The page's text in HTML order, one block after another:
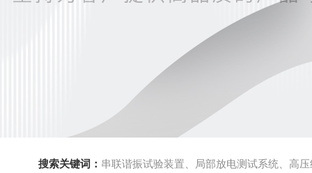
搜索关键词： 串联谐振试验装置、局部放电测试系统、高压